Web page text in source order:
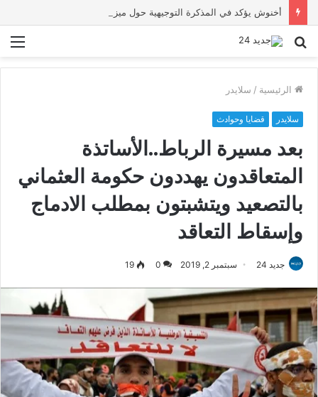
بحث
الرئيسية / سلايدر
سلايدر قضايا وحوادث
بعد مسيرة الرباط..الأساتذة
المتعاقدون يهددون حكومة العثماني
بالتصعيد ويتشبتون بمطلب الادماج
وإسقاط التعاقد
جديد 24 سبتمبر 2, 2019 0
19